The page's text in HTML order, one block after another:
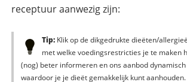
receptuur aanwezig zijn:
Tip:Klik op de dikgedrukte dieëten/
met welke voedingsrestricties je te maken
(nog) beter informeren en ons aanbod
waardoor je je dieët gemakkelijk kunt aanhouden.